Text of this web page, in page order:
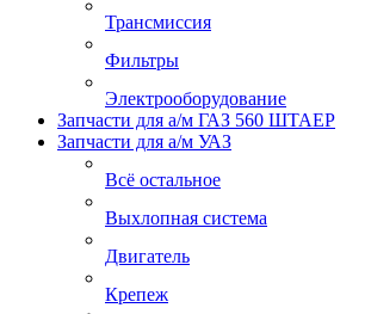
Трансмиссия
Фильтры
Электрооборудование
Запчасти для а/м ГАЗ 560 ШТАЕР
Запчасти для а/м УАЗ
Всё остальное
Выхлопная система
Двигатель
Крепеж